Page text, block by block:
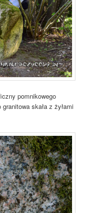
pomnikowego
skała z żyłami